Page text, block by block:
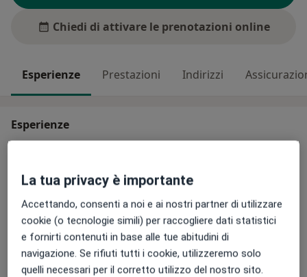
Chiedi di attivare le prenotazioni online
Esperienze Prestazioni Indirizzi
Esperienze
Potenziamento cognitivo
Consulenze online
Aree di competenza principali:
Neuropsicologia
Principali patologie trattate
La tua privacy è importante
Accettando, consenti a noi e ai nostri partner di utilizzare
cookie (o tecnologie simili) per raccogliere dati statistici
e fornirti contenuti in base alle tue abitudini di
navigazione. Se rifiuti tutti i cookie, utilizzeremo solo
quelli necessari per il corretto utilizzo del nostro sito.